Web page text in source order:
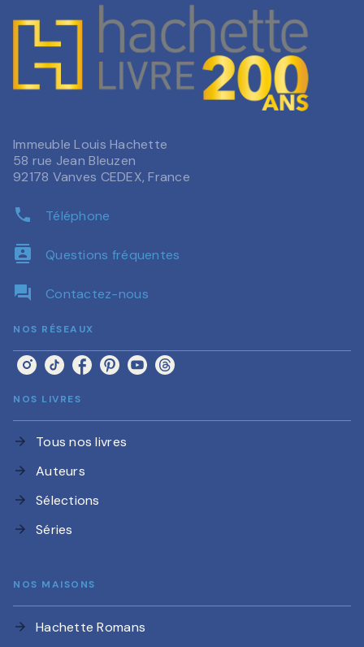
Immeuble Louis Hachette
58 rue Jean Bleuzen
92178 Vanves CEDEX, France
phone Téléphone
contacts Questions fréquentes
question_answer Contactez-nous
NOS RÉSEAUX
NOS LIVRES
arrow_forward Tous nos livres
arrow_forward Auteurs
arrow_forward Sélections
arrow_forward Séries
NOS MAISONS
arrow_forward Hachette Romans